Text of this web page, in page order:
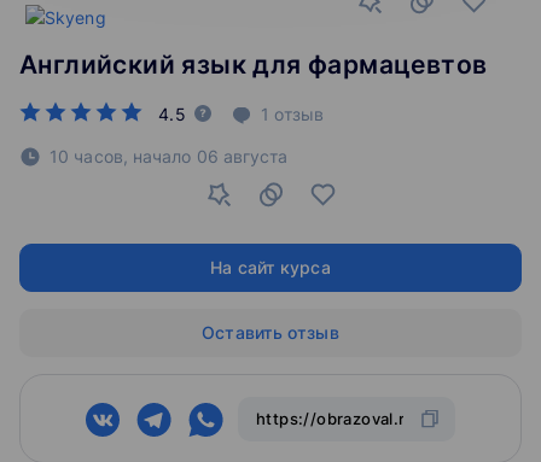
Английский язык для фармацевтов
4.5 1 отзыв
10 часов, начало 06 августа
На сайт курса
Оставить отзыв